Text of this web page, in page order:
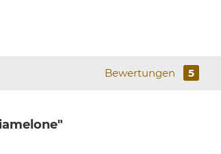
Bewertungen 5